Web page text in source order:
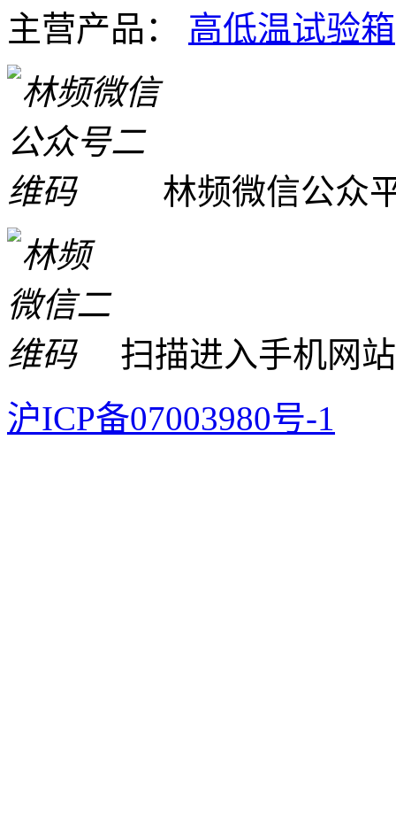
主营产品： 高低温试验箱
林频微信公众
扫描进入手机网
沪ICP备07003980号-1